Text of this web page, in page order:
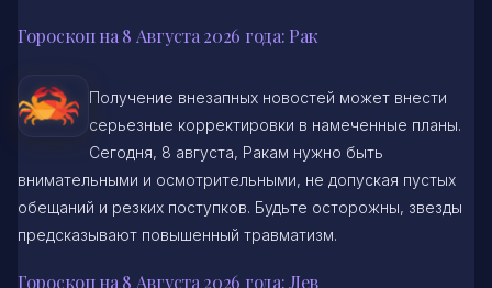
Гороскоп на 8 Августа 2026 года: Рак
Получение внезапных новостей может внести
серьезные корректировки в намеченные планы.
Сегодня, 8 августа, Ракам нужно быть
внимательными и осмотрительными, не допуская пустых
обещаний и резких поступков. Будьте осторожны, звезды
предсказывают повышенный травматизм.
Гороскоп на 8 Августа 2026 года: Лев